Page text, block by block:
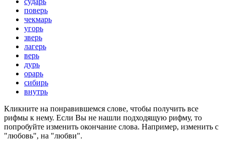
поверь
чекмарь
угорь
зверь
лагерь
верь
дурь
орарь
сибирь
внутрь
Кликните на понравившемся слове, чтобы получить все
рифмы к нему. Если Вы не нашли подходящую рифму, то
попробуйте изменить окончание слова. Например, изменить с
"любовь", на "любви".